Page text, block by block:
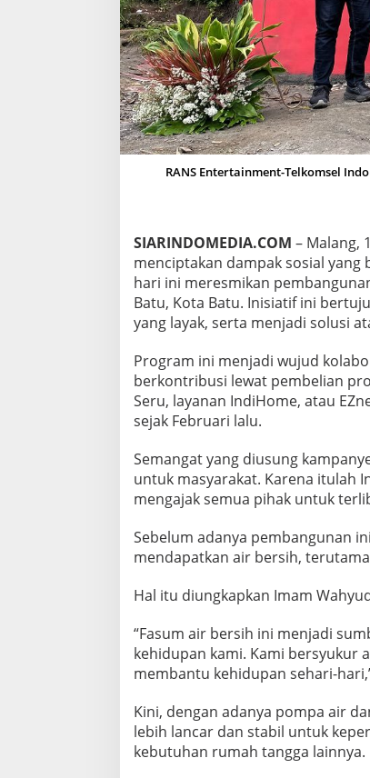
A
G
E
M
B
I
R
A
R
E
K
A
N
P
E
M
A
N
G
U
F
A
S
L
I
T
S
M
U
M
H
S
I
L
K
RANS Entertainment-Telkomsel
SIARINDOMEDIA.COM – Malang,
menciptakan dampak sosial yang
hari ini meresmikan
Batu, Kota Batu. Inisiatif ini
yang layak, serta menjadi solusi
Program ini menjadi wujud
berkontribusi lewat pembelian
Seru, layanan IndiHome, atau
sejak Februari lalu.
Semangat yang diusung
untuk masyarakat. Karena itulah
mengajak semua pihak untuk
Sebelum adanya pembangunan
mendapatkan air bersih,
Hal itu diungkapkan Imam
“Fasum air bersih ini menjadi
kehidupan kami. Kami bersyukur
membantu kehidupan sehari-
Kini, dengan adanya pompa air
lebih lancar dan stabil untuk
kebutuhan rumah tangga lainnya.